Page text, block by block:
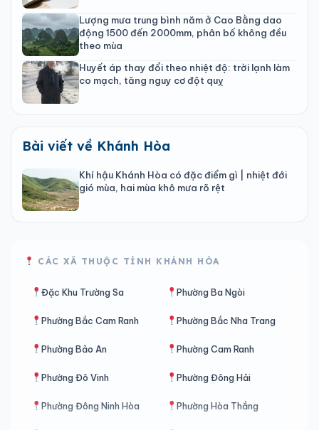
Lượng mưa trung bình năm ở Cao Bằng dao
động 1500 đến 2000mm, phân bố không đều
theo mùa
Huyết áp thay đổi theo nhiệt độ: trời lạnh làm
co mạch, tăng nguy cơ đột quỵ
Bài viết về Khánh Hòa
Khí hậu Khánh Hòa có đặc điểm gì | nhiệt đới
gió mùa, hai mùa khô mưa rõ rệt
CÁC XÃ THUỘC TỈNH KHÁNH HÒA
Đặc Khu Trường Sa Phường Ba Ngòi
Phường Bắc Cam Ranh Phường Bắc Nha Trang
Phường Bảo An Phường Cam Ranh
Phường Đô Vinh Phường Đông Hải
Phường Đông Ninh Hòa Phường Hòa Thắng